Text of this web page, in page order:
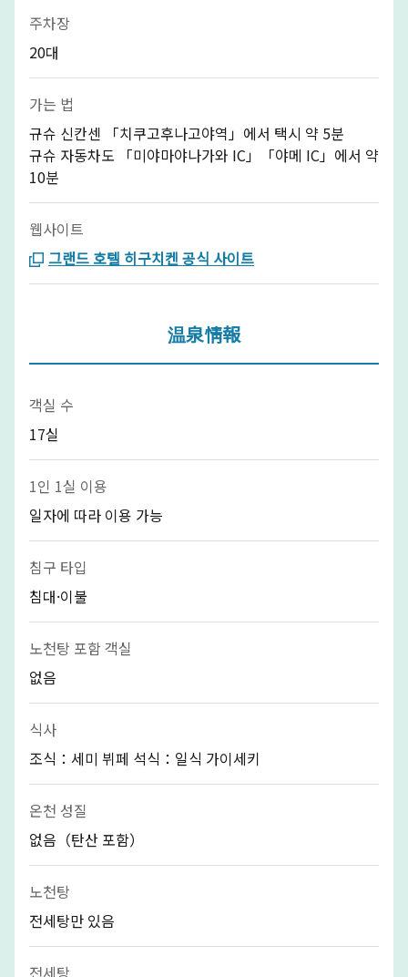
주차장
20대
가는 법
규슈 신칸센 「치쿠고후나고야역」에서 택시 약 5분
규슈 자동차도 「미야마야나가와 IC」「야메 IC」에서 약
10분
웹사이트
그랜드 호텔 히구치켄 공식 사이트
温泉情報
객실 수
17실
1인 1실 이용
일자에 따라 이용 가능
침구 타입
침대·이불
노천탕 포함 객실
없음
식사
조식：세미 뷔페 석식：일식 가이세키
온천 성질
없음（탄산 포함）
노천탕
전세탕만 있음
전세탕